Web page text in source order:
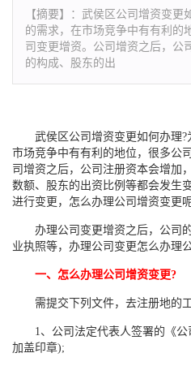
【摘要】： 武侯区公司增资变更
的需求，在市场竞争中有有利的
司变更增资。公司增资之后，公
的构成、股东的出
武侯区公司增资变更如何办理?
市场竞争中有有利的地位，很多公
司增资之后，公司注册资本会增加
数额、股东的出资比例等都会发生
进行变更，怎么办理公司增资变更
办理公司变更增资之后，公司的
业执照等，办理公司变更怎么办理
一、怎么办理公司增资变更?
需提交下列文件，去注册地的工
1、公司法定代表人签署的《公
加盖印章);